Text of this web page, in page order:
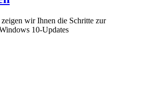
wir Ihnen die Schritte zur
10-Updates